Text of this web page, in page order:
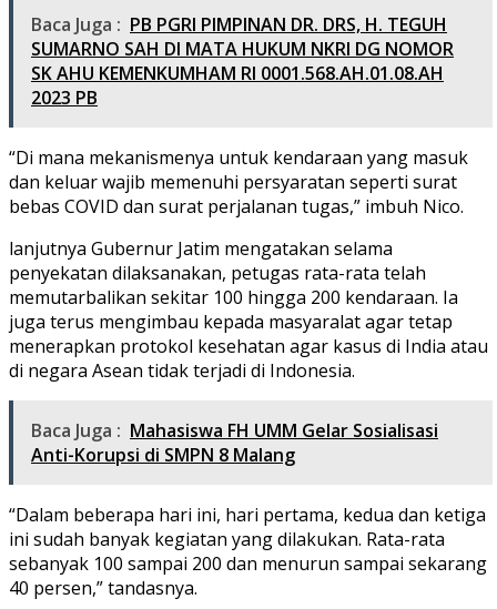
Baca Juga : PB PGRI PIMPINAN DR. DRS, H. TEGUH
SUMARNO SAH DI MATA HUKUM NKRI DG NOMOR
SK AHU KEMENKUMHAM RI 0001.568.AH.01.08.AH
2023 PB
“Di mana mekanismenya untuk kendaraan yang masuk
dan keluar wajib memenuhi persyaratan seperti surat
bebas COVID dan surat perjalanan tugas,” imbuh Nico.
lanjutnya Gubernur Jatim mengatakan selama
penyekatan dilaksanakan, petugas rata-rata telah
memutarbalikan sekitar 100 hingga 200 kendaraan. Ia
juga terus mengimbau kepada masyaralat agar tetap
menerapkan protokol kesehatan agar kasus di India atau
di negara Asean tidak terjadi di Indonesia.
Baca Juga : Mahasiswa FH UMM Gelar Sosialisasi
Anti-Korupsi di SMPN 8 Malang
“Dalam beberapa hari ini, hari pertama, kedua dan ketiga
ini sudah banyak kegiatan yang dilakukan. Rata-rata
sebanyak 100 sampai 200 dan menurun sampai sekarang
40 persen,” tandasnya.